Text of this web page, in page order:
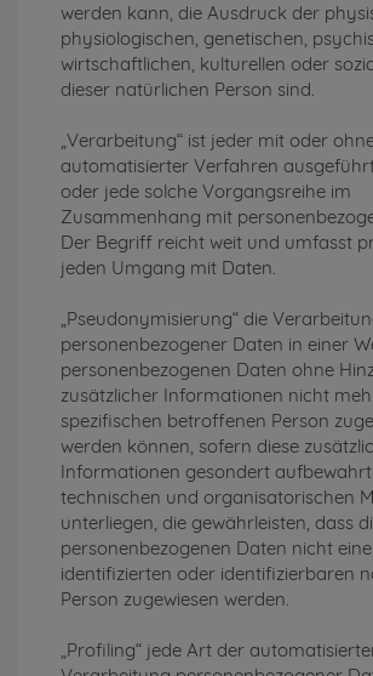
werden kann, die Ausdruck der
physiologischen, genetischen,
wirtschaftlichen, kulturellen oder
dieser natürlichen Person sind.
„Verarbeitung“ ist jeder mit oder
automatisierter Verfahren
oder jede solche Vorgangsreihe im
Zusammenhang mit
Der Begriff reicht weit und umfasst
jeden Umgang mit Daten.
„Pseudonymisierung“ die
personenbezogener Daten in einer
personenbezogenen Daten ohne
zusätzlicher Informationen nicht
spezifischen betroffenen Person
werden können, sofern diese
Informationen gesondert
technischen und organisatorischen
unterliegen, die gewährleisten, dass
personenbezogenen Daten nicht
identifizierten oder identifizierbaren
Person zugewiesen werden.
„Profiling“ jede Art der